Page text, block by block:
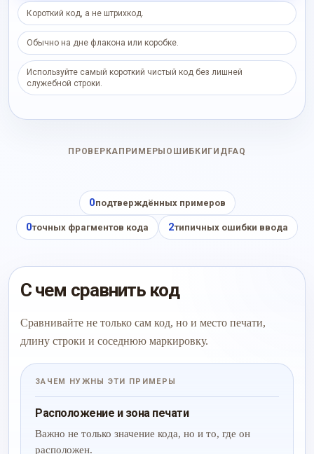
Короткий код, а не штрихкод.
Обычно на дне флакона или коробке.
Используйте самый короткий чистый код без лишней
служебной строки.
ПРОВЕРКА ПРИМЕРЫ ОШИБКИ ГИД FAQ
0подтверждённых примеров
0точных фрагментов кода 2типичных ошибки ввода
С чем сравнить код
Сравнивайте не только сам код, но и место печати,
длину строки и соседнюю маркировку.
ЗАЧЕМ НУЖНЫ ЭТИ ПРИМЕРЫ
Расположение и зона печати
Важно не только значение кода, но и то, где он
расположен.